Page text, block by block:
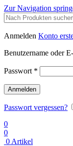
Zur Navigation
Anmelden Konto
Benutzername oder
Passwort *
Anmelden
Passwort vergessen?
0
0
0 Artikel